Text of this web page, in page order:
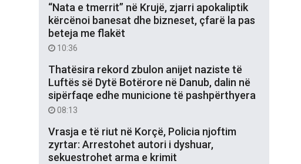
“Nata e tmerrit” në Krujë, zjarri apokaliptik
kërcënoi banesat dhe bizneset, çfarë la pas
beteja me flakët
10:36
Thatësira rekord zbulon anijet naziste të
Luftës së Dytë Botërore në Danub, dalin në
sipërfaqe edhe municione të pashpërthyera
08:13
Vrasja e të riut në Korçë, Policia njoftim
zyrtar: Arrestohet autori i dyshuar,
sekuestrohet arma e krimit